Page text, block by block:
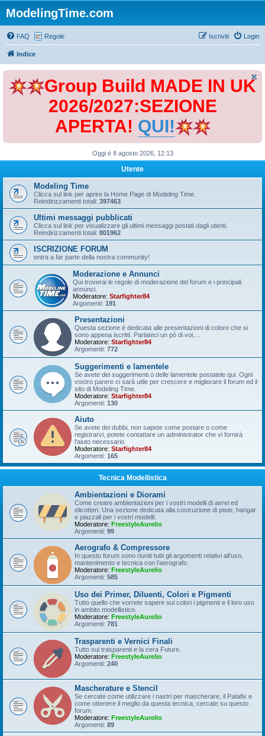
ModelingTime.com
FAQ Regole Login
Iscriviti
Indice
Group Build MADE IN UK
2026/2027:SEZIONE
APERTA! QUI!
Oggi è 8 agosto 2026, 12:13
Utente
Modeling Time
Clicca sul link per aprire la Home Page di Modeling Time.
Reindirizzamenti totali: 397463
Ultimi messaggi pubblicati
Clicca sul link per visualizzare gli ultimi messaggi postati dagli utenti.
Reindirizzamenti totali: 801962
ISCRIZIONE FORUM
entra a far parte della nostra community!
Moderazione e Annunci
Qui troverai le regole di moderazione del forum e i principali
annunci.
Moderatore: Starfighter84
Argomenti: 191
Presentazioni
Questa sezione è dedicata alle presentazioni di coloro che si
sono appena iscritti. Parlateci un pò di voi....
Moderatore: Starfighter84
Argomenti: 772
Suggerimenti e lamentele
Se avete dei suggerimenti o delle lamentele postatele qui. Ogni
vostro parere ci sarà utile per crescere e migliorare il forum ed il
sito di Modeling Time.
Moderatore: Starfighter84
Argomenti: 130
Aiuto
Se avete dei dubbi, non sapete come postare o come
registrarvi, potete contattare un administrator che vi fornirà
l'aiuto necessario.
Moderatore: Starfighter84
Argomenti: 165
Tecnica Modellistica
Ambientazioni e Diorami
Come creare ambientazioni per i vostri modelli di aerei ed
elicotteri. Una sezione dedicata alla costruzione di piste, hangar
e piazzali per i vostri modelli.
Moderatore: FreestyleAurelio
Argomenti: 99
Aerografo & Compressore
In questo forum sono riuniti tutti gli argomenti relativi all'uso,
mantenimento e tecnica con l'aerografo.
Moderatore: FreestyleAurelio
Argomenti: 585
Uso dei Primer, Diluenti, Colori e Pigmenti
Tutto quello che vorrete sapere sui colori i pigmenti e il loro uso
in ambito modellistico.
Moderatore: FreestyleAurelio
Argomenti: 781
Trasparenti e Vernici Finali
Tutto sui trasparenti e la cera Future.
Moderatore: FreestyleAurelio
Argomenti: 240
Mascherature e Stencil
Se cercate come utilizzare i nastri per mascherare, il Patafix e
come ottenere il meglio da questa tecnica, cercate su questo
forum.
Moderatore: FreestyleAurelio
Argomenti: 89